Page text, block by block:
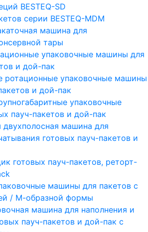
BESTEQ-SD
серии ВESTEQ-MDM
машина для
тары
упаковочные машины для
и дой-пак
ротационные упаковочные машины
и дой-пак
упаковочные
пауч-пакетов и дой-пак
двухполосная машина для
готовых пауч-пакетов и
готовых пауч-пакетов, реторт-
машины для пакетов с
/ М-образной формы
машина для наполнения и
пауч-пакетов и дой-пак с